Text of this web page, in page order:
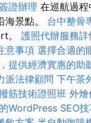
證辦理 在巡航過
海景點。 台中整骨
。 護照代辦服務
意事項 選擇合適的
提供經濟實惠的助
派法律顧問 下午茶
筋技術證照班 外燴
WordPress SEO技